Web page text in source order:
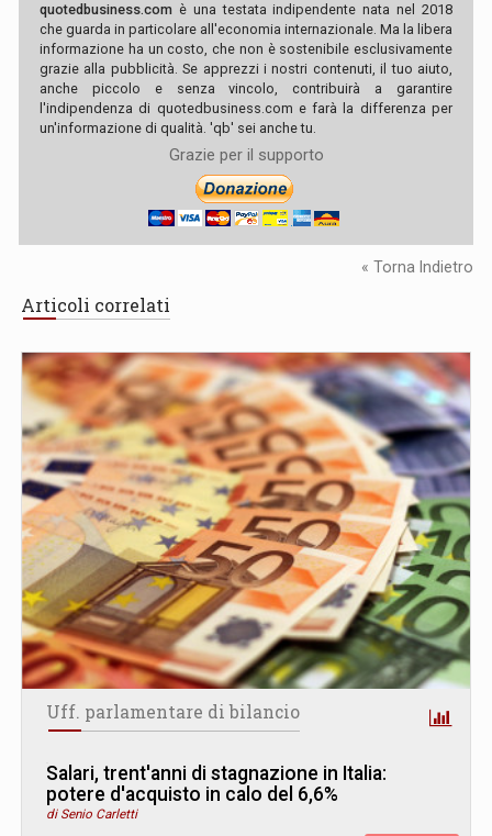
quotedbusiness.com è una testata indipendente nata nel 2018
che guarda in particolare all'economia internazionale. Ma la libera
informazione ha un costo, che non è sostenibile esclusivamente
grazie alla pubblicità. Se apprezzi i nostri contenuti, il tuo aiuto,
anche piccolo e senza vincolo, contribuirà a garantire
l'indipendenza di quotedbusiness.com e farà la differenza per
un'informazione di qualità. 'qb' sei anche tu.
Grazie per il supporto
« Torna Indietro
Articoli correlati
Uff. parlamentare di bilancio
Salari, trent'anni di stagnazione in Italia:
potere d'acquisto in calo del 6,6%
di Senio Carletti